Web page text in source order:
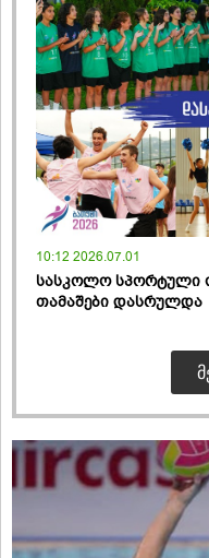
10:12 2026.07.01
სასკოლო სპორტული
თამაშები დასრულდა